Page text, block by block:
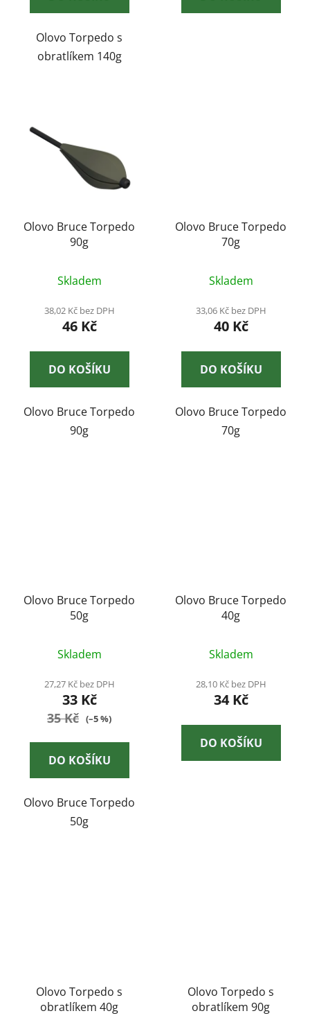
Olovo Torpedo s
obratlíkem 140g
Olovo Bruce Torpedo
90g
Skladem
38,02 Kč bez DPH
46 Kč
DO KOŠÍKU
Olovo Bruce Torpedo
90g
Olovo Bruce Torpedo
70g
Skladem
33,06 Kč bez DPH
40 Kč
DO KOŠÍKU
Olovo Bruce Torpedo
70g
Olovo Bruce Torpedo
50g
Skladem
27,27 Kč bez DPH
33 Kč
35 Kč (–5 %)
DO KOŠÍKU
Olovo Bruce Torpedo
50g
Olovo Bruce Torpedo
40g
Skladem
28,10 Kč bez DPH
34 Kč
DO KOŠÍKU
Olovo Torpedo s
obratlíkem 40g
Olovo Torpedo s
obratlíkem 90g